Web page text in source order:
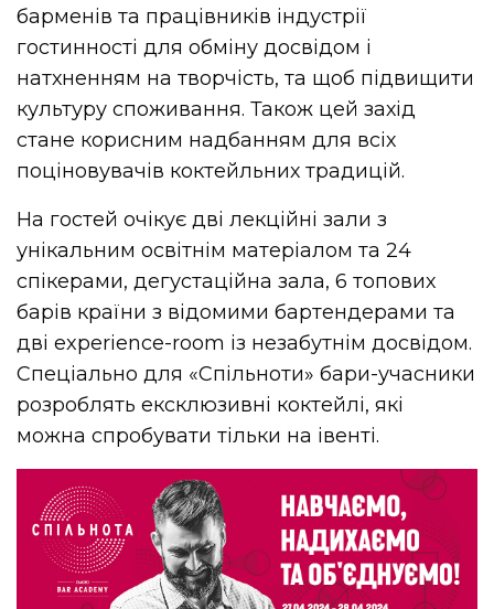
барменів та працівників індустрії
гостинності для обміну досвідом і
натхненням на творчість, та щоб підвищити
культуру споживання. Також цей захід
стане корисним надбанням для всіх
поціновувачів коктейльних традицій.
На гостей очікує дві лекційні зали з
унікальним освітнім матеріалом та 24
спікерами, дегустаційна зала, 6 топових
барів країни з відомими бартендерами та
дві experience-room із незабутнім досвідом.
Спеціально для «Спільноти» бари-учасники
розроблять ексклюзивні коктейлі, які
можна спробувати тільки на івенті.